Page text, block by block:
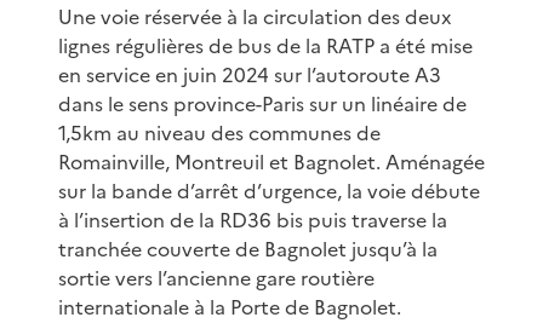
Une voie réservée à la circulation des deux
lignes régulières de bus de la RATP a été mise
en service en juin 2024 sur l’autoroute A3
dans le sens province-Paris sur un linéaire de
1,5km au niveau des communes de
Romainville, Montreuil et Bagnolet. Aménagée
sur la bande d’arrêt d’urgence, la voie débute
à l’insertion de la RD36 bis puis traverse la
tranchée couverte de Bagnolet jusqu’à la
sortie vers l’ancienne gare routière
internationale à la Porte de Bagnolet.